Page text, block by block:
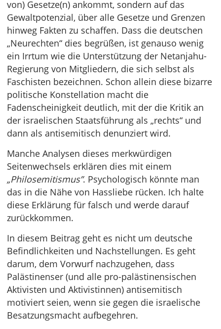
von) Gesetze(n) ankommt, sondern auf das
Gewaltpotenzial, über alle Gesetze und Grenzen
hinweg Fakten zu schaffen. Dass die deutschen
„Neurechten“ dies begrüßen, ist genauso wenig
ein Irrtum wie die Unterstützung der Netanjahu-
Regierung von Mitgliedern, die sich selbst als
Faschisten bezeichnen. Schon allein diese bizarre
politische Konstellation macht die
Fadenscheinigkeit deutlich, mit der die Kritik an
der israelischen Staatsführung als „rechts“ und
dann als antisemitisch denunziert wird.
Manche Analysen dieses merkwürdigen
Seitenwechsels erklären dies mit einem
„Philosemitismus”. Psychologisch könnte man
das in die Nähe von Hassliebe rücken. Ich halte
diese Erklärung für falsch und werde darauf
zurückkommen.
In diesem Beitrag geht es nicht um deutsche
Befindlichkeiten und Nachstellungen. Es geht
darum, dem Vorwurf nachzugehen, dass
Palästinenser (und alle pro-palästinensischen
Aktivisten und Aktivistinnen) antisemitisch
motiviert seien, wenn sie gegen die israelische
Besatzungsmacht aufbegehren.